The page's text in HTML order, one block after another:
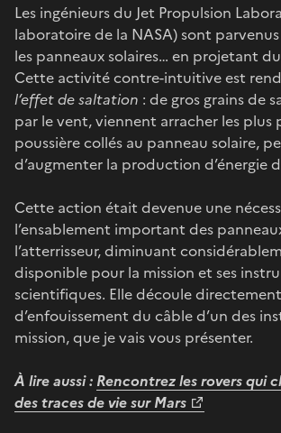
Les ingénieurs du Jet Propulsion
laboratoire de la NASA) sont
les panneaux solaires… en projetant
Cette activité contre-intuitive est
l’effet de saltation : de gros grains de
par le vent, viennent arracher les plus
poussière collés au panneau solaire,
d’augmenter la production d’énergie
Cette action était devenue une
l’ensablement important des
l’atterrisseur, diminuant
disponible pour la mission et ses
scientifiques. Elle découle
d’enfouissement du câble d’un des
mission, que je vais vous présenter.
À lire aussi : Rencontrez les rovers qui
des traces de vie sur Mars